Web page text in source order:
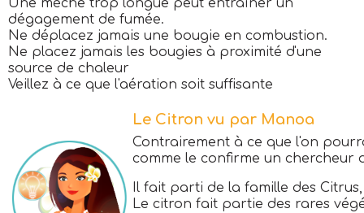
Une mèche trop longue peut entraîner un
dégagement de fumée.
Ne déplacez jamais une bougie en combustion.
Ne placez jamais les bougies à proximité d'une
source de chaleur
Veillez à ce que l'aération soit suffisante
Le Citron vu par Manoa
Contrairement à ce que l'on
comme le confirme un chercheur
Il fait parti de la famille des
Le citron fait partie des rares